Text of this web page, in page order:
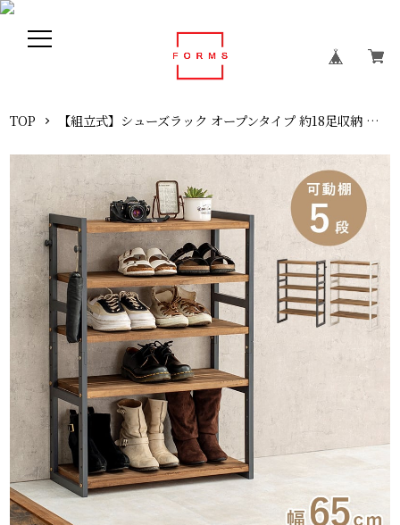
TOP 【組立式】シューズラック オープンタイプ 約18足収納 可動棚5段 フック付き インテリア 2色展開 幅65cm